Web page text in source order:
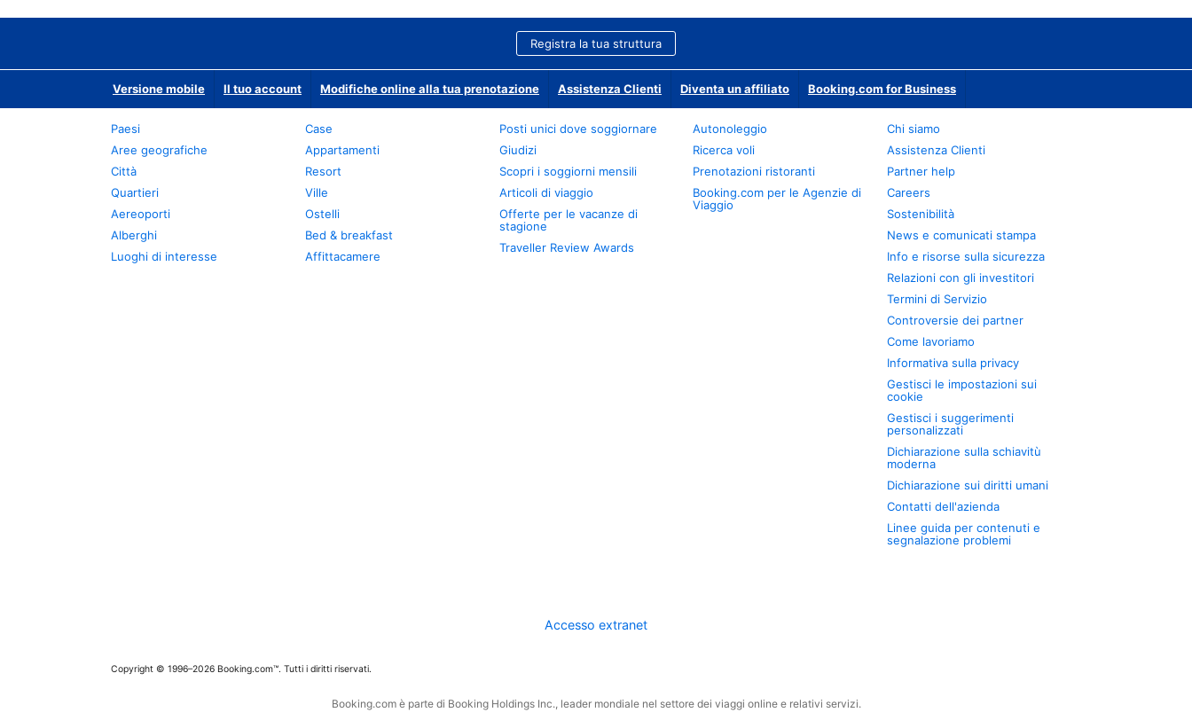
Registra la tua struttura
Versione mobile Il tuo account Modifiche online alla tua prenotazione Assistenza Clienti Diventa un affiliato Booking.com for Business
Paesi
Aree geografiche
Città
Quartieri
Aereoporti
Alberghi
Luoghi di interesse
Case
Appartamenti
Resort
Ville
Ostelli
Bed & breakfast
Affittacamere
Posti unici dove soggiornare
Giudizi
Scopri i soggiorni mensili
Articoli di viaggio
Offerte per le vacanze di
stagione
Traveller Review Awards
Autonoleggio
Ricerca voli
Prenotazioni ristoranti
Booking.com per le Agenzie di
Viaggio
Chi siamo
Assistenza Clienti
Partner help
Careers
Sostenibilità
News e comunicati stampa
Info e risorse sulla sicurezza
Relazioni con gli investitori
Termini di Servizio
Controversie dei partner
Come lavoriamo
Informativa sulla privacy
Gestisci le impostazioni sui
cookie
Gestisci i suggerimenti
personalizzati
Dichiarazione sulla schiavitù
moderna
Dichiarazione sui diritti umani
Contatti dell'azienda
Linee guida per contenuti e
segnalazione problemi
Accesso extranet
Copyright © 1996–2026 Booking.com™. Tutti i diritti riservati.
Booking.com è parte di Booking Holdings Inc., leader mondiale nel settore dei viaggi online e relativi servizi.